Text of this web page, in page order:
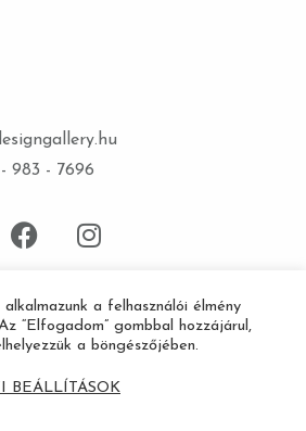
983 - 7696
© 2020 kkdesigngallery -
Jászai Csaba
a felhasználói élmény
“Elfogadom” gombbal hozzájárul,
a böngészőjében.
BEÁLLÍTÁSOK